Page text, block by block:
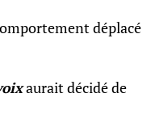
déplacé
aurait décidé de